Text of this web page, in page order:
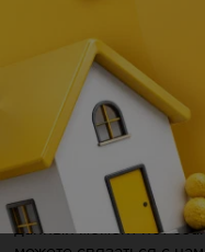
Фильм сделан в
чему достигается
происходящее на
вокруг Вас!
обретает объемность
использовании
приспособлений.
Если Вы хотели бы
данный момент нет